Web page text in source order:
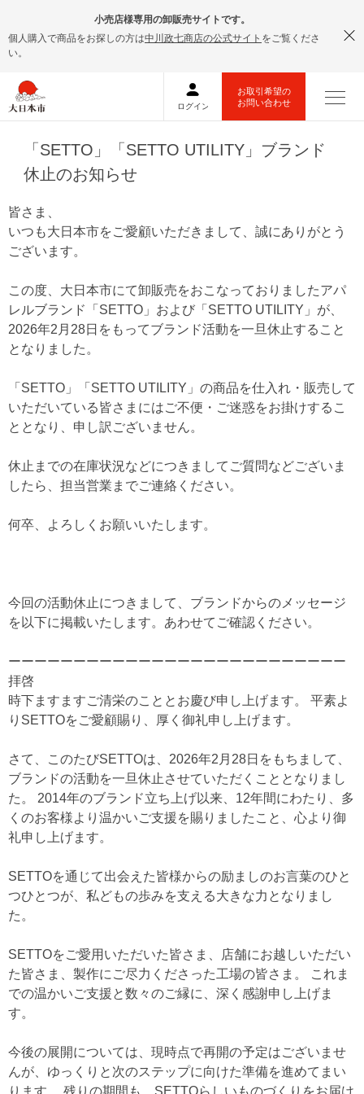
小売店様専用の卸販売サイトです。
個人購入で商品をお探しの方は中川政七商店の公式サイト をご覧くださ
い。
「SETTO」「SETTO UTILITY」ブランド
休止のお知らせ
皆さま、
いつも大日本市をご愛顧いただきまして、誠にありがとう
ございます。
この度、大日本市にて卸販売をおこなっておりましたアパ
レルブランド「SETTO」および「SETTO UTILITY」が、
2026年2月28日をもってブランド活動を一旦休止すること
となりました。
「SETTO」「SETTO UTILITY」の商品を仕入れ・販売して
いただいている皆さまにはご不便・ご迷惑をお掛けするこ
ととなり、申し訳ございません。
休止までの在庫状況などにつきましてご質問などございま
したら、担当営業までご連絡ください。
何卒、よろしくお願いいたします。
今回の活動休止につきまして、ブランドからのメッセージ
を以下に掲載いたします。あわせてご確認ください。
ーーーーーーーーーーーーーーーーーーーーーーーーーー
拝啓
時下ますますご清栄のこととお慶び申し上げます。 平素よ
りSETTOをご愛顧賜り、厚く御礼申し上げます。
さて、このたびSETTOは、2026年2月28日をもちまして、
ブランドの活動を一旦休止させていただくこととなりまし
た。 2014年のブランド立ち上げ以来、12年間にわたり、多
くのお客様より温かいご支援を賜りましたこと、心より御
礼申し上げます。
SETTOを通じて出会えた皆様からの励ましのお言葉のひと
つひとつが、私どもの歩みを支える大きな力となりまし
た。
SETTOをご愛用いただいた皆さま、店舗にお越しいただい
た皆さま、製作にご尽力くださった工場の皆さま。 これま
での温かいご支援と数々のご縁に、深く感謝申し上げま
す。
今後の展開については、現時点で再開の予定はございませ
んが、ゆっくりと次のステップに向けた準備を進めてまい
ります。 残りの期間も、SETTOらしいものづくりをお届け